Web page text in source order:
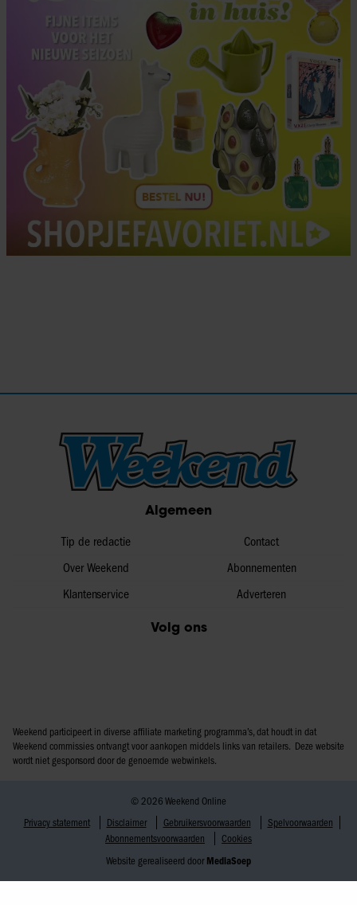
Algemeen
Tip de redactie
Over Weekend
Klantenservice
Contact
Abonnementen
Adverteren
Volg ons
Weekend participeert in diverse affiliate marketing programma’s, dat houdt in dat
Weekend commissies ontvangt voor aankopen middels links van retailers. Deze website
wordt niet gesponsord door de genoemde webwinkels.
© 2026 Weekend Online
Privacy statement
Disclaimer Gebruikersvoorwaarden
Spelvoorwaarden
Abonnementsvoorwaarden
Cookies
Website gerealiseerd door MediaSoep